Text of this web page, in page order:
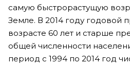
самую быстрорастущую
Земле. В 2014 году годовой
возрасте 60 лет и старше
общей численности
период с 1994 по 2014 год